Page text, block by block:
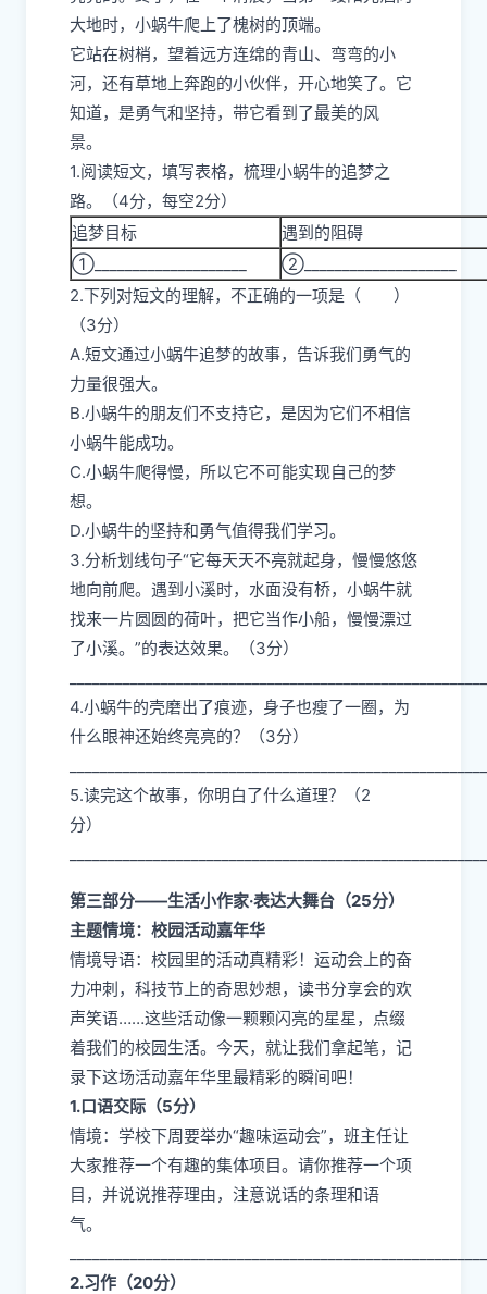
大地时，小蜗牛爬上了槐树的顶端。
它站在树梢，望着远方连绵的青山、弯弯的小
河，还有草地上奔跑的小伙伴，开心地笑了。它
知道，是勇气和坚持，带它看到了最美的风
景。
1.阅读短文，填写表格，梳理小蜗牛的追梦之
路。（4分，每空2分）
追梦目标
遇到的阻碍
①____________________
2.下列对短文的理解，不正确的一项是（ ）
（3分）
A.短文通过小蜗牛追梦的故事，告诉我们勇气的
力量很强大。
B.小蜗牛的朋友们不支持它，是因为它们不相信
小蜗牛能成功。
C.小蜗牛爬得慢，所以它不可能实现自己的梦
想。
D.小蜗牛的坚持和勇气值得我们学习。
3.分析划线句子“它每天天不亮就起身，慢慢悠悠
地向前爬。遇到小溪时，水面没有桥，小蜗牛就
找来一片圆圆的荷叶，把它当作小船，慢慢漂过
了小溪。”的表达效果。（3分）
4.小蜗牛的壳磨出了痕迹，身子也瘦了一圈，为
什么眼神还始终亮亮的？（3分）
5.读完这个故事，你明白了什么道理？（2
分）
第三部分——生活小作家·表达大舞台（25分）
主题情境：校园活动嘉年华
情境导语：校园里的活动真精彩！运动会上的奋
力冲刺，科技节上的奇思妙想，读书分享会的欢
声笑语……这些活动像一颗颗闪亮的星星，点缀
着我们的校园生活。今天，就让我们拿起笔，记
录下这场活动嘉年华里最精彩的瞬间吧！
1.口语交际（5分）
情境：学校下周要举办“趣味运动会”，班主任让
大家推荐一个有趣的集体项目。请你推荐一个项
目，并说说推荐理由，注意说话的条理和语
气。
2.习作（20分）